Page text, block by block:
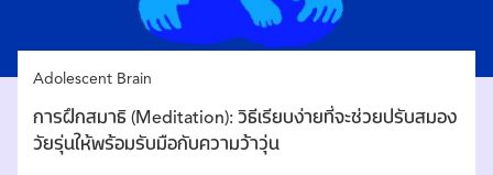
Adolescent Brain
การฝึกสมาธิ (Meditation): วิธีเรียบง่ายที่จะช่วยปรับสมอง
วัยรุ่นให้พร้อมรับมือกับความว้าวุ่น